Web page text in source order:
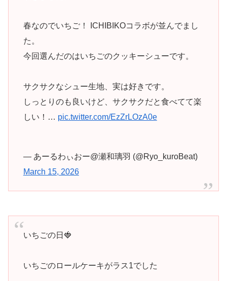
春なのでいちご！ ICHIBIKOコラボが並んでまし
た。
今回選んだのはいちごのクッキーシューです。
サクサクなシュー生地、実は好きです。
しっとりのも良いけど、サクサクだと食べてて楽
しい！… pic.twitter.com/EzZrLOzA0e
— あーるわぃおー@瀬和璃羽 (@Ryo_kuroBeat)
March 15, 2026
いちごの日🍓
いちごのロールケーキがラス1でした